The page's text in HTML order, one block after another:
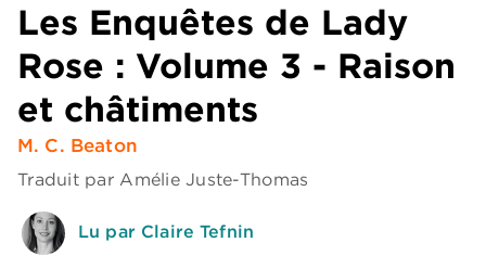
Les Enquêtes de Lady
Rose : Volume 3 - Raison
et châtiments
M. C. Beaton
Traduit parAmélie Juste-Thomas
Lu par Claire Tefnin